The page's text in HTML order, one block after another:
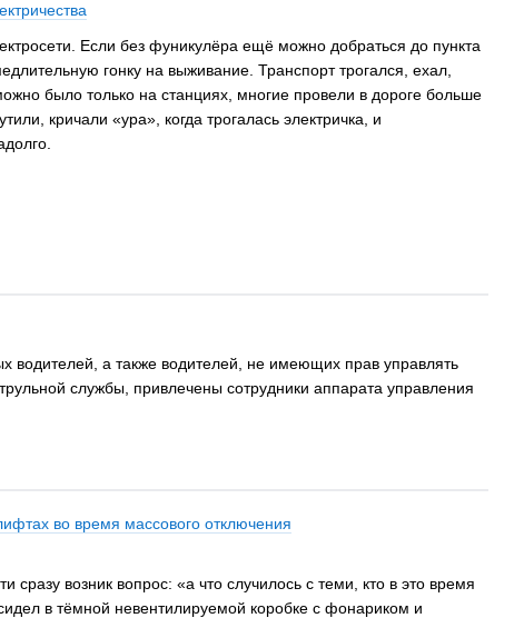
Если без фуникулёра ещё можно добраться до пункта
гонку на выживание. Транспорт трогался, ехал,
было только на станциях, многие провели в дороге больше
кричали «ура», когда трогалась электричка, и
водителей, а также водителей, не имеющих прав управлять
службы, привлечены сотрудники аппарата управления
во время массового отключения
сразу возник вопрос: «а что случилось с теми, кто в это время
в тёмной невентилируемой коробке с фонариком и